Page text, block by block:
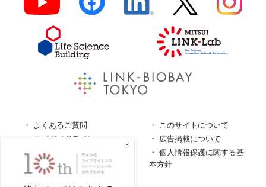
よくあるご質問
このサイトについて
ロゴガイドライン
広告掲載について
特定商取引法に基づく表
個人情報保護に関する基
本方針